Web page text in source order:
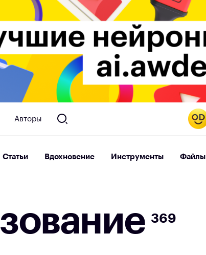
Авторы
Статьи Вдохновение Инструменты Файлы
зование 369